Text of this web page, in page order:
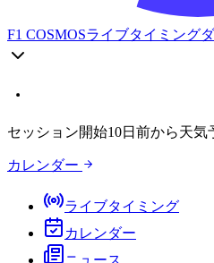
F1 COSMOSライブタイミング
セッション開始10日前から天気
カレンダー
ライブタイミング
カレンダー
ニュース